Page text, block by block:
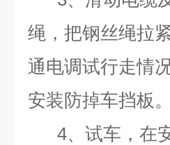
绳，把钢丝绳拉
通电调试行走情
安装防掉车挡板。
4、试车，在